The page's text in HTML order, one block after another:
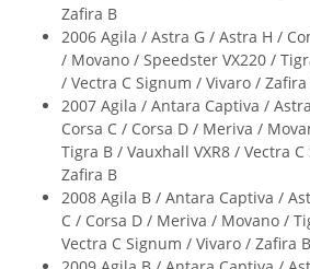
Zafira B
2006 Agila / Astra G / Astra H /
/ Movano / Speedster VX220 /
/ Vectra C Signum / Vivaro / Zafira
2007 Agila / Antara Captiva /
Corsa C / Corsa D / Meriva /
Tigra B / Vauxhall VXR8 / Vectra
Zafira B
2008 Agila B / Antara Captiva /
C / Corsa D / Meriva / Movano /
Vectra C Signum / Vivaro / Zafira B